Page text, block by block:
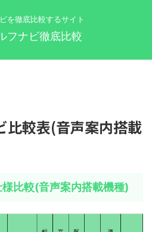
を徹底比較するサイト
比較表(音声案内搭載
比較(音声案内搭載機種)